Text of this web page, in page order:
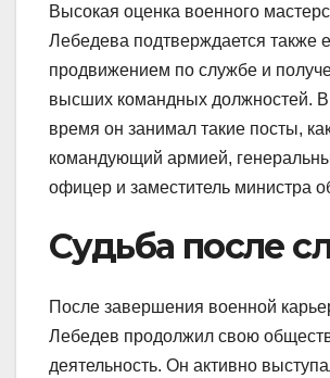
Высокая оценка военного
Лебедева подтверждается также
продвижением по службе и
высших командных должностей. В
время он занимал такие посты,
командующий армией,
офицер и заместитель министра
Судьба после
После завершения военной
Лебедев продолжил свою
деятельность. Он активно